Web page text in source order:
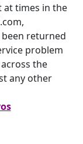
at times in the
been returned
problem
the
any other